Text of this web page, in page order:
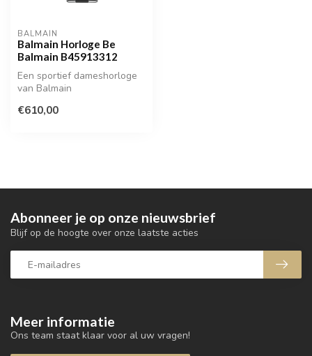
BALMAIN
Balmain Horloge Be
Balmain B45913312
Een sportief dameshorloge
van Balmain
€610,00
Meer informatie
Ons team staat klaar voor al uw vragen!
Abonneer je op onze nieuwsbrief
Blijf op de hoogte over onze laatste acties